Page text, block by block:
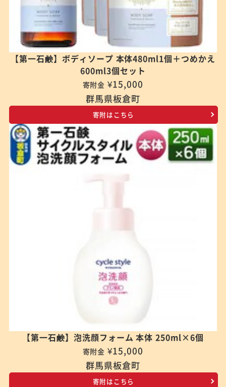
【第一石鹸】ボディソープ 本体480ml1個＋つめかえ
600ml3個セット
寄附金 ¥15,000
群馬県板倉町
寄附はこちら
【第一石鹸】泡洗顔フォーム 本体 250ml×6個
寄附金 ¥15,000
群馬県板倉町
寄附はこちら